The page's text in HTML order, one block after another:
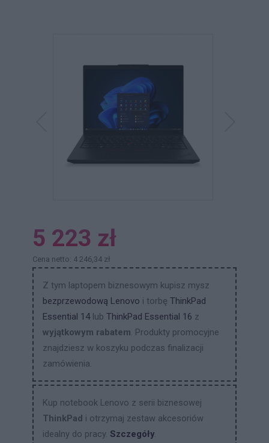
5 223 zł
Cena netto: 4 246,34 zł
Z tym laptopem biznesowym kupisz mysz
bezprzewodową Lenovo i torbę ThinkPad
Essential 14lub ThinkPad Essential 16 z
wyjątkowym rabatem. Produkty promocyjne
znajdziesz w koszyku podczas finalizacji
zamówienia.
Kup notebook Lenovo z serii biznesowej
ThinkPad i otrzymaj zestaw akcesoriów
idealny do pracy. Szczegóły.